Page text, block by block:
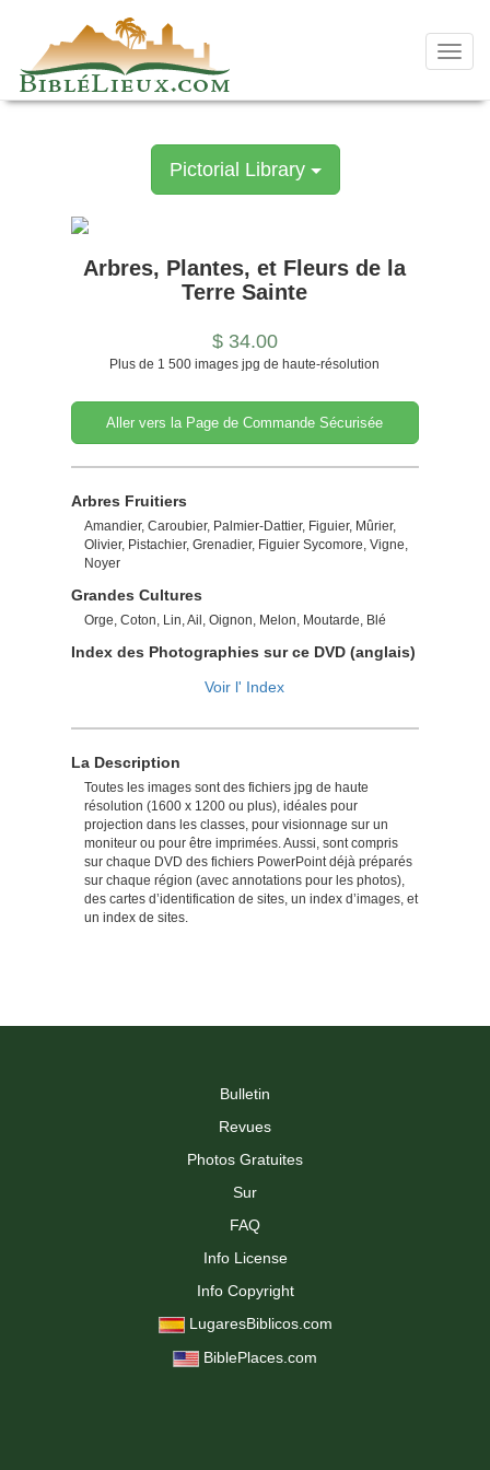
content
Pictorial Library
Arbres, Plantes, et Fleurs de la
Terre Sainte
$ 34.00
Plus de 1 500 images jpg de haute-résolution
Aller vers la Page de Commande Sécurisée
Arbres Fruitiers
Amandier, Caroubier, Palmier-Dattier, Figuier, Mûrier,
Olivier, Pistachier, Grenadier, Figuier Sycomore, Vigne,
Noyer
Grandes Cultures
Orge, Coton, Lin, Ail, Oignon, Melon, Moutarde, Blé
Index des Photographies sur ce DVD (anglais)
Voir l' Index
La Description
Toutes les images sont des fichiers jpg de haute
résolution (1600 x 1200 ou plus), idéales pour
projection dans les classes, pour visionnage sur un
moniteur ou pour être imprimées. Aussi, sont compris
sur chaque DVD des fichiers PowerPoint déjà préparés
sur chaque région (avec annotations pour les photos),
des cartes d’identification de sites, un index d’images, et
un index de sites.
Bulletin
Revues
Photos Gratuites
Sur
FAQ
Info License
Info Copyright
LugaresBiblicos.com
BiblePlaces.com